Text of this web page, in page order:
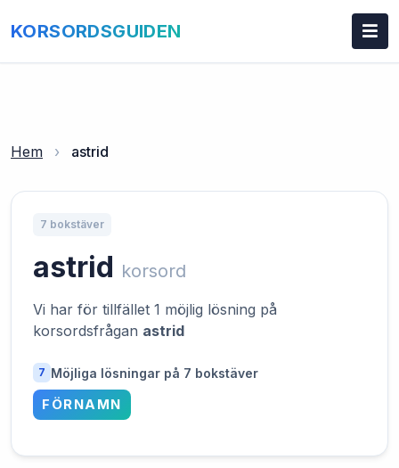
KORSORDSGUIDEN
Hem › astrid
7 bokstäver
astrid korsord
Vi har för tillfället 1 möjlig lösning på
korsordsfrågan astrid
7 Möjliga lösningar på 7 bokstäver
FÖRNAMN